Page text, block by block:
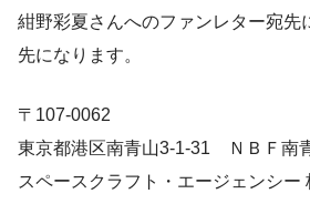
紺野彩夏さんへのファンレター宛先
先になります。
〒107-0062
東京都港区南青山3-1-31 ＮＢＦ南
スペースクラフト・エージェンシー